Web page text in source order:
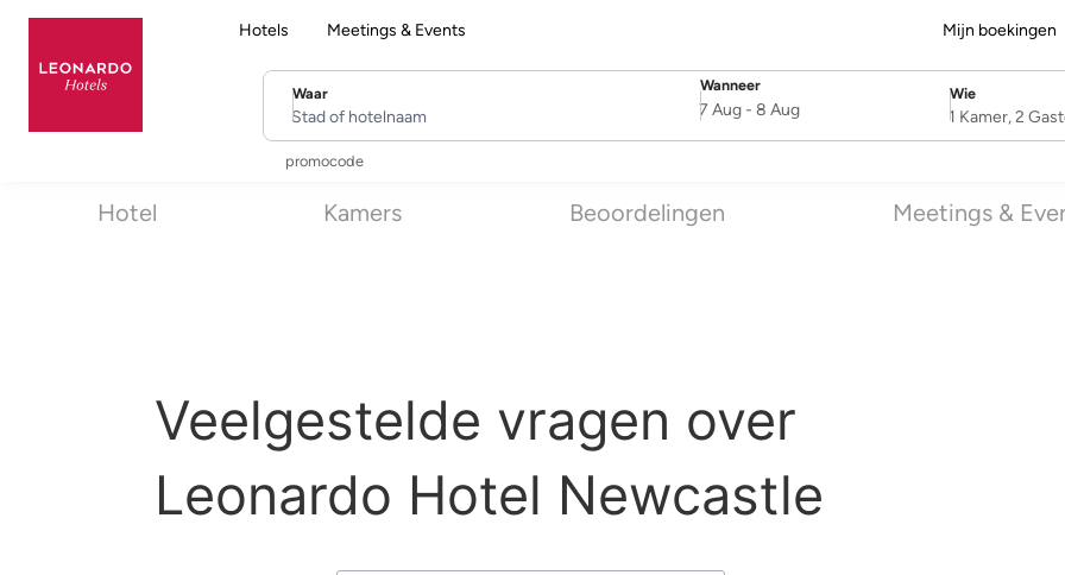
Hotels Meetings & Events Mijn boekingen
Waar
Stad of hotelnaam
Wanneer
SelectDate
7 Aug- 8 Aug
Wie
Username
1 Kamer, 2
promocode
Hotel Kamers Beoordelingen Meetings &
Veelgestelde vragen over
Leonardo Hotel Newcastle